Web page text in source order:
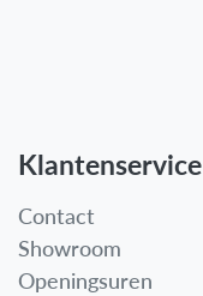
Klantenservice
Contact
Showroom
Openingsuren